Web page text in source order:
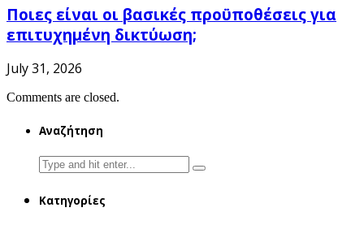
Ποιες είναι οι βασικές προϋποθέσεις για
επιτυχημένη δικτύωση;
July 31, 2026
Comments are closed.
Αναζήτηση
Search
for:
Κατηγορίες